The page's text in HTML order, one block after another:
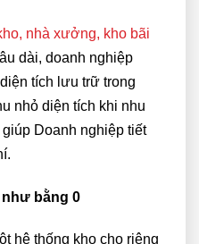
nhà xưởng, kho bãi
dài, doanh nghiệp
tích lưu trữ trong
nhỏ diện tích khi nhu
Doanh nghiệp tiết
bằng 0
hệ thống kho cho riêng